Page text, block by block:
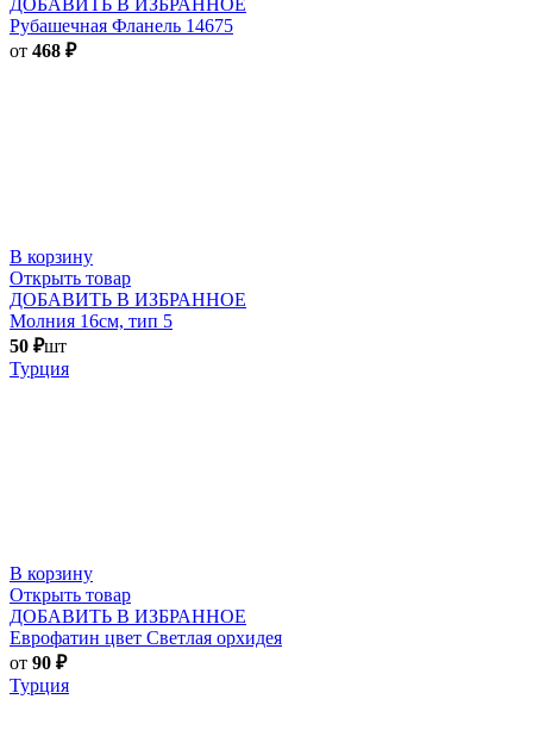
ДОБАВИТЬ В ИЗБРАННОЕ
Рубашечная Фланель 14675
от 468 ₽
В корзину
Открыть товар
ДОБАВИТЬ В ИЗБРАННОЕ
Молния 16см, тип 5
50 ₽шт
Турция
В корзину
Открыть товар
ДОБАВИТЬ В ИЗБРАННОЕ
Еврофатин цвет Светлая орхидея
от 90 ₽
Турция